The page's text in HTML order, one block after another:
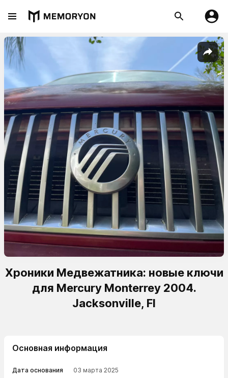
Хроники Медвежатника: новые ключи
для Mercury Monterrey 2004.
Jacksonville, Fl
Основная информация
Дата основания 03 марта 2025